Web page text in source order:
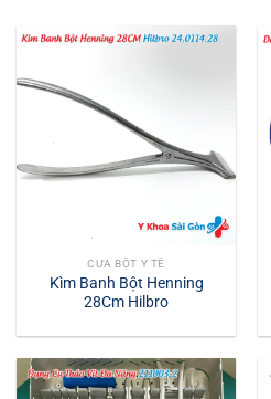
CƯA BỘT Y TẾ
Kìm Banh Bột Henning
28Cm Hilbro